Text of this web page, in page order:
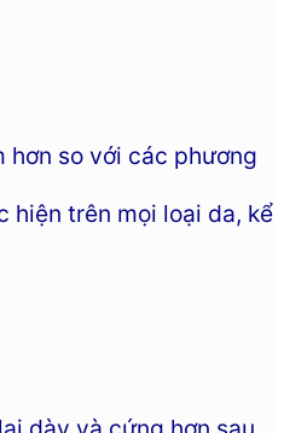
hơn so với các phương
hiện trên mọi loại da, kể